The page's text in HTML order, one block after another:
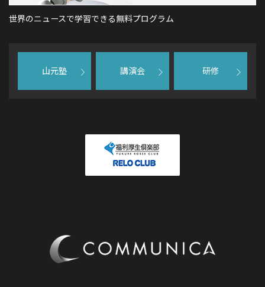
世界のニュースで学習できる無料プログラム
山元塾 講演会 研修